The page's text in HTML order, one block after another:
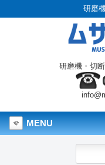
研磨
研磨機・切
MENU